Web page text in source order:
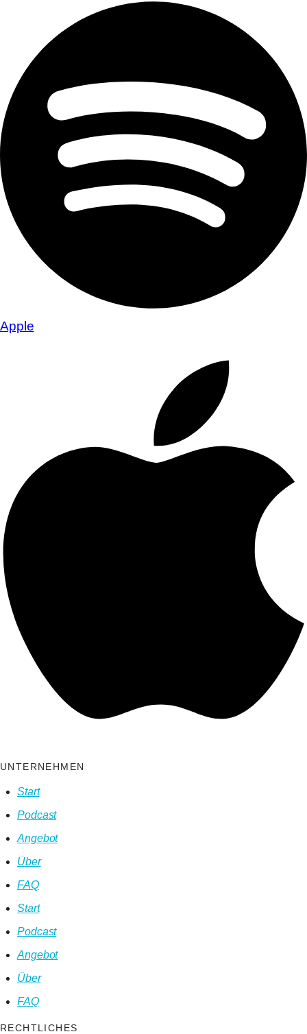
Apple
UNTERNEHMEN
Start
Podcast
Angebot
Über
FAQ
Start
Podcast
Angebot
Über
FAQ
RECHTLICHES